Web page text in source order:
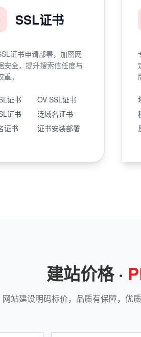
SSL证书
证书申请部署，加密网
安全，提升搜索信任度与
。
证书
OV SSL证书
证书
泛域名证书
证书
证书安装部署
建站价格 ·
网站建设明码标价，品质有保障，优